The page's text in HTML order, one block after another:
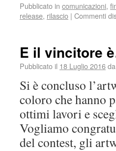
Pubblicato in comunicazioni,
release, rilascio | Commenti
E il vincitore
Pubblicato il 18 Luglio 2016da
Si è concluso
coloro che hanno
ottimi lavori e
Vogliamo
del contest, gli